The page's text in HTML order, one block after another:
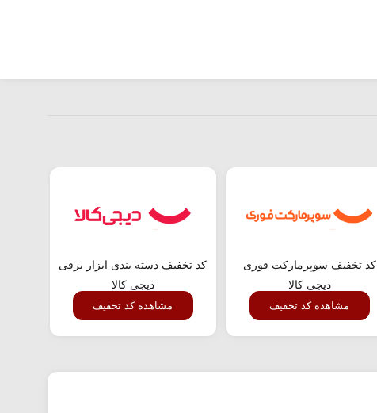
کد تخفیف سوپرمارکت فوری
دیجی کالا
مشاهده کد تخفیف
کد تخفیف دسته بندی ابزار برقی
دیجی کالا
مشاهده کد تخفیف